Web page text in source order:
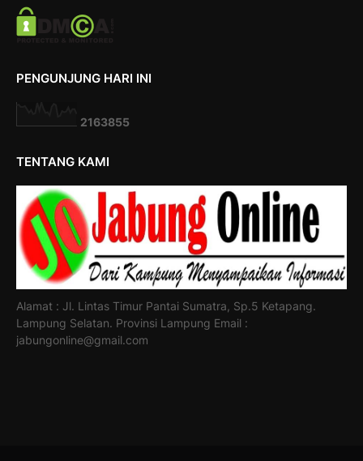
PENGUNJUNG HARI INI
2163855
TENTANG KAMI
Alamat : Jl. Lintas Timur Pantai Sumatra, Sp.5 Ketapang.
Lampung Selatan. Provinsi Lampung Email :
jabungonline@gmail.com